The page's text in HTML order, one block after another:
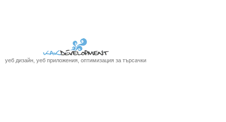
уеб дизайн, уеб приложения, оптимизация за търсачки